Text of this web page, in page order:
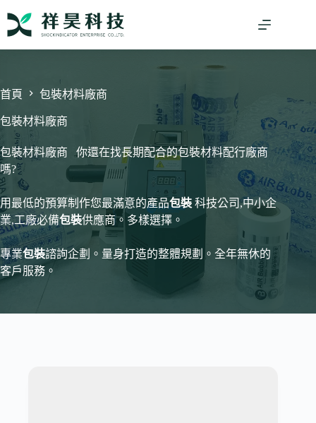
容
首頁 包裝材料廠商
包裝材料廠商
包裝材料廠商 你還在找長期配合的包裝材料配行廠商
嗎?
用最低的預算制作您最滿意的產品包裝 科技公司,中小企
業,工廠必備包裝供應商。多樣選擇。
專業包裝諮詢企劃。量身打造的整體規劃。全年無休的
客戶服務。